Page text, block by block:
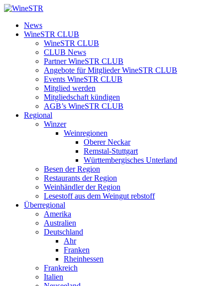
Zum
springen
WineSTR
News
WineSTR CLUB
WineSTR CLUB
CLUB News
Partner WineSTR CLUB
Angebote für Mitglieder WineSTR CLUB
Events WineSTR CLUB
Mitglied werden
Mitgliedschaft kündigen
AGB’s WineSTR CLUB
Regional
Winzer
Weinregionen
Oberer Neckar
Remstal-Stuttgart
Württembergisches Unterland
Besen der Region
Restaurants der Region
Weinhändler der Region
Lesestoff aus dem Weingut rebstoff
Überregional
Amerika
Australien
Deutschland
Ahr
Franken
Rheinhessen
Frankreich
Italien